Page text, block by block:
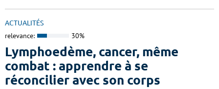
ACTUALITÉS
relevance: 30%
Lymphoedème, cancer, même
combat : apprendre à se
réconcilier avec son corps